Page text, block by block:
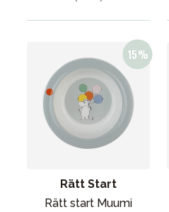
Rätt Start
Rätt start Muumi